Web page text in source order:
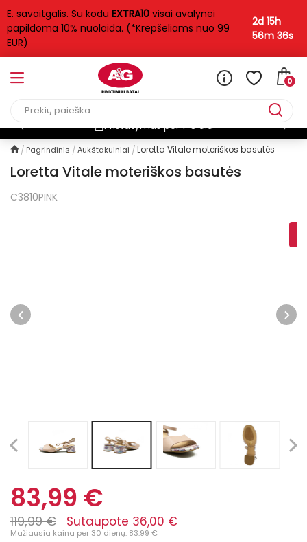
E. savaitgalis. Su kodu EXTRA10 visai avalynei
papildoma 10% nuolaida. (*Krepšeliams nuo 99
EUR)
2d 15h
56m 35s
0
Pristatymas per 1-3 d.d
Pagrindinis Aukštakulniai Loretta Vitale moteriškos basutės
Loretta Vitale moteriškos basutės
C3810PINK
83,99 €
119,99 € Sutaupote 36,00 €
Mažiausia kaina per 30 dienų: 83.99 €